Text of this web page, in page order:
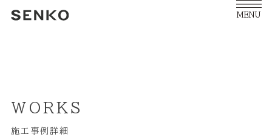
MENU
WORKS
施工事例詳細